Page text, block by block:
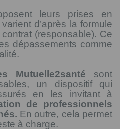
leurs prises en
d’après la formule
(responsable). Ce
dépassements comme
Mutuelle2santé sont
un dispositif qui
en les invitant à
de professionnels
En outre, cela permet
à charge.